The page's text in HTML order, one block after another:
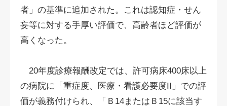
者」の基準に追加された。これは認知症・せん
妄等に対する手厚い評価で、高齢者ほど評価が
高くなった。
20年度診療報酬改定では、許可病床400床以上
の病院に「重症度、医療・看護必要度II」での評
価が義務付けられ、「Ｂ14またはＢ15に該当す